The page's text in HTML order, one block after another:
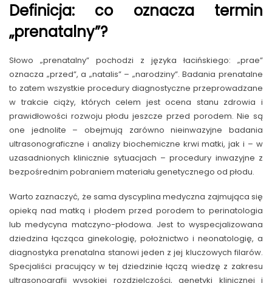
Definicja: co oznacza termin
„prenatalny”?
Słowo „prenatalny” pochodzi z języka łacińskiego: „prae”
oznacza „przed”, a „natalis” – „narodziny”. Badania prenatalne
to zatem wszystkie procedury diagnostyczne przeprowadzane
w trakcie ciąży, których celem jest ocena stanu zdrowia i
prawidłowości rozwoju płodu jeszcze przed porodem. Nie są
one jednolite – obejmują zarówno nieinwazyjne badania
ultrasonograficzne i analizy biochemiczne krwi matki, jak i – w
uzasadnionych klinicznie sytuacjach – procedury inwazyjne z
bezpośrednim pobraniem materiału genetycznego od płodu.
Warto zaznaczyć, że sama dyscyplina medyczna zajmująca się
opieką nad matką i płodem przed porodem to perinatologia
lub medycyna matczyno-płodowa. Jest to wyspecjalizowana
dziedzina łącząca ginekologię, położnictwo i neonatologię, a
diagnostyka prenatalna stanowi jeden z jej kluczowych filarów.
Specjaliści pracujący w tej dziedzinie łączą wiedzę z zakresu
ultrasonografii wysokiej rozdzielczości, genetyki klinicznej i